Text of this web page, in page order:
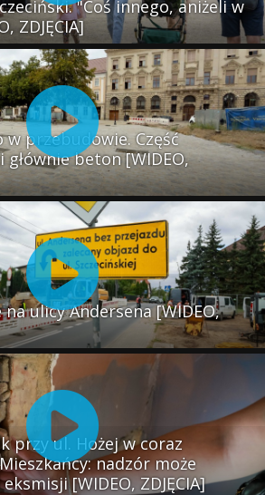
"Coś innego, aniżeli w
ZDJĘCIA]
w przebudowie. Część
głównie beton [WIDEO,
ulicy Andersena [WIDEO,
przy ul. Hożej w coraz
nadzór może
[WIDEO, ZDJĘCIA]